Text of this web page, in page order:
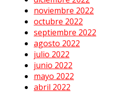
noviembre 2022
octubre 2022
septiembre 2022
agosto 2022
julio 2022
junio 2022
mayo 2022
abril 2022